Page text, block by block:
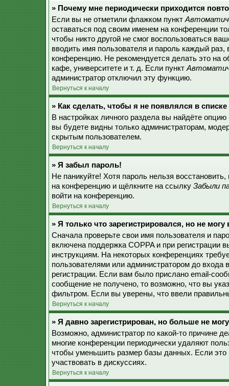
» Почему мне периодически приходится
Если вы не отметили флажком пункт
оставаться под своим именем на конференции
чтобы никто другой не смог воспользоваться
вводить имя пользователя и пароль каждый
конференцию. Не рекомендуется делать это на
кафе, университете и т. д. Если пункт
администратор отключил эту функцию.
Вернуться к началу
» Как сделать, чтобы я не появлялся в
В настройках личного раздела вы найдёте опцию
вы будете видны только администраторам,
скрытым пользователем.
Вернуться к началу
» Я забыл пароль!
Не паникуйте! Хотя пароль нельзя
на конференцию и щёлкните на ссылку Забыли
войти на конференцию.
Вернуться к началу
» Я только что зарегистрировался, но не могу
Сначала проверьте свои имя пользователя и
включена поддержка COPPA и при регистрации
инструкциям. На некоторых конференциях
пользователями или администратором до
регистрации. Если вам было прислано email-
сообщение не получено, то возможно, что вы
фильтром. Если вы уверены, что ввели
Вернуться к началу
» Я давно зарегистрирован, но больше не
Возможно, администратор по какой-то причине
многие конференции периодически удаляют
чтобы уменьшить размер базы данных. Если это
участвовать в дискуссиях.
Вернуться к началу